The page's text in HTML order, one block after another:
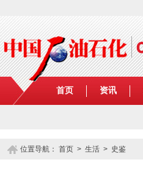
首页 资讯
位置导航： 首页 > 生活 > 史鉴